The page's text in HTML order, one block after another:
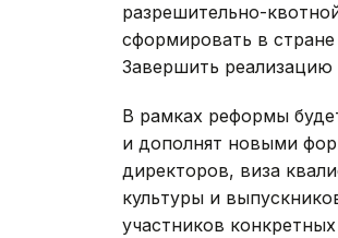
разрешительно-
сформировать в
Завершить реализацию
В рамках реформы
и дополнят новыми
директоров, виза
культуры и
участников